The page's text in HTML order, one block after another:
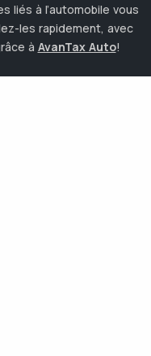
liés à l’automobile vous
les rapidement, avec
à AvanTax Auto!